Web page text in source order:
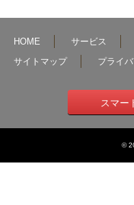
サービス
スマー